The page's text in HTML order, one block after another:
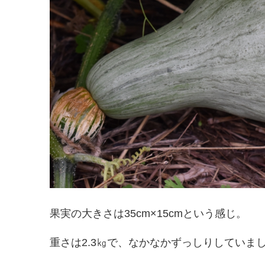
果実の大きさは35cm×15cmという感じ。
重さは2.3㎏で、なかなかずっしりしていま